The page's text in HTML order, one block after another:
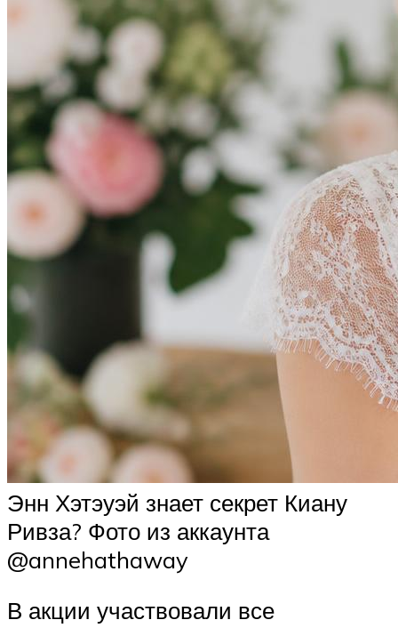
Энн Хэтэуэй знает секрет Киану
Ривза? Фото из аккаунта
@annehathaway
В акции участвовали все